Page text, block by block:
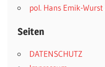
pol. Hans Emik-Wurst
Seiten
DATENSCHUTZ